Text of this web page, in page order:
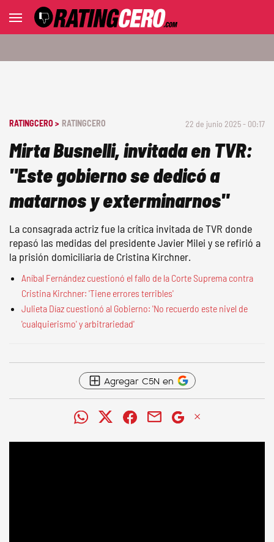
RATINGCERO > RATINGCERO 22 de junio 2025 - 00:17
Mirta Busnelli, invitada en TVR:
"Este gobierno se dedicó a
matarnos y exterminarnos"
La consagrada actriz fue la crítica invitada de TVR donde
repasó las medidas del presidente Javier Milei y se refirió a
la prisión domiciliaria de Cristina Kirchner.
Aníbal Fernández cuestionó el fallo de la Corte Suprema contra
Cristina Kirchner: 'Tiene errores terribles'
Julieta Díaz cuestionó al Gobierno: 'No recuerdo este nivel de
'cualquierismo' y arbitrariedad'
Agregar C5N en